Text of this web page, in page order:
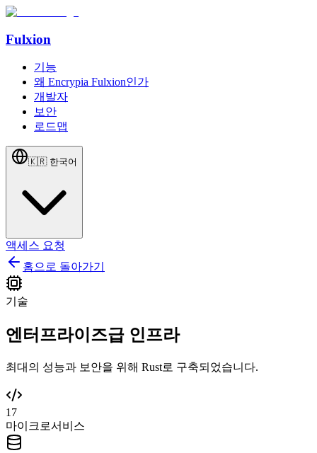
Fulxion
기능
왜 Encrypia Fulxion인가
개발자
보안
로드맵
🇰🇷 한국어
액세스 요청
홈으로 돌아가기
기술
엔터프라이즈급 인프라
최대의 성능과 보안을 위해 Rust로 구축되었습니다.
17
마이크로서비스